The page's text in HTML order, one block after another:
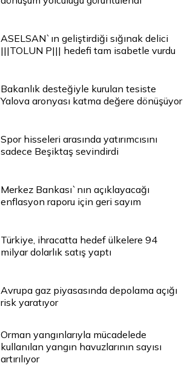
ASELSAN`ın geliştirdiği sığınak delici
|||TOLUN P||| hedefi tam isabetle vurdu
Bakanlık desteğiyle kurulan tesiste
Yalova aronyası katma değere dönüşüyor
Spor hisseleri arasında yatırımcısını
sadece Beşiktaş sevindirdi
Merkez Bankası`nın açıklayacağı
enflasyon raporu için geri sayım
Türkiye, ihracatta hedef ülkelere 94
milyar dolarlık satış yaptı
Avrupa gaz piyasasında depolama açığı
risk yaratıyor
Orman yangınlarıyla mücadelede
kullanılan yangın havuzlarının sayısı
artırılıyor